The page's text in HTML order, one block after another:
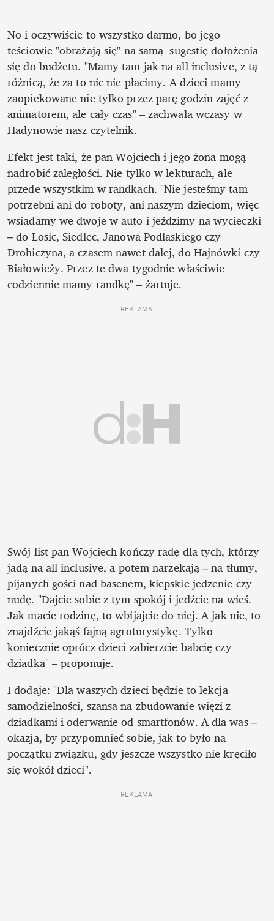
No i oczywiście to wszystko darmo, bo jego
teściowie "obrażają się" na samą  sugestię dołożenia
się do budżetu. "Mamy tam jak na all inclusive, z tą
różnicą, że za to nic nie płacimy. A dzieci mamy
zaopiekowane nie tylko przez parę godzin zajęć z
animatorem, ale cały czas" – zachwala wczasy w
Hadynowie nasz czytelnik.
Efekt jest taki, że pan Wojciech i jego żona mogą
nadrobić zaległości. Nie tylko w lekturach, ale
przede wszystkim w randkach. "Nie jesteśmy tam
potrzebni ani do roboty, ani naszym dzieciom, więc
wsiadamy we dwoje w auto i jeździmy na wycieczki
– do Łosic, Siedlec, Janowa Podlaskiego czy
Drohiczyna, a czasem nawet dalej, do Hajnówki czy
Białowieży. Przez te dwa tygodnie właściwie
codziennie mamy randkę" – żartuje.
REKLAMA
Swój list pan Wojciech kończy radę dla tych, którzy
jadą na all inclusive, a potem narzekają – na tłumy,
pijanych gości nad basenem, kiepskie jedzenie czy
nudę. "Dajcie sobie z tym spokój i jedźcie na wieś.
Jak macie rodzinę, to wbijajcie do niej. A jak nie, to
znajdźcie jakąś fajną agroturystykę. Tylko
koniecznie oprócz dzieci zabierzcie babcię czy
dziadka" – proponuje.
I dodaje: "Dla waszych dzieci będzie to lekcja
samodzielności, szansa na zbudowanie więzi z
dziadkami i oderwanie od smartfonów. A dla was –
okazja, by przypomnieć sobie, jak to było na
początku związku, gdy jeszcze wszystko nie kręciło
się wokół dzieci".
REKLAMA